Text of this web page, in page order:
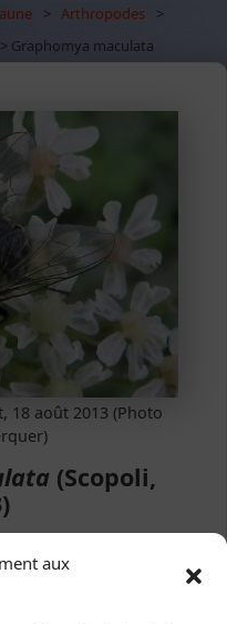
aux
> Arthropodes
>
> Graphomya maculata
18 août 2013 (Photo
(Scopoli,